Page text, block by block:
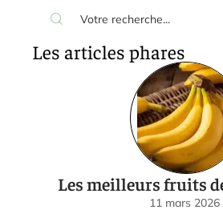
Les articles phares
Les meilleurs fruits
11 mars 2026